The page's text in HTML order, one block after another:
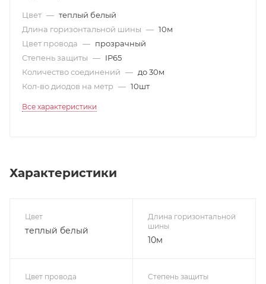
Цвет — теплый белый
Длина горизонтальной шины — 10м
Цвет провода — прозрачный
Степень защиты — IP65
Количество соединений — до 30м
Кол-во диодов на метр — 10шт
Все характеристики
Характеристики
Цвет
теплый белый
Длина горизонтальной
шины
10м
Цвет провода Степень защиты